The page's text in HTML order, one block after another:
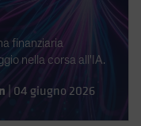
finanziaria
nella corsa all'IA.
04 giugno 2026